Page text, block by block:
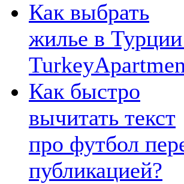
Как выбрать
жилье в
Как быстро
вычитать текст
про футбол
публикацией?